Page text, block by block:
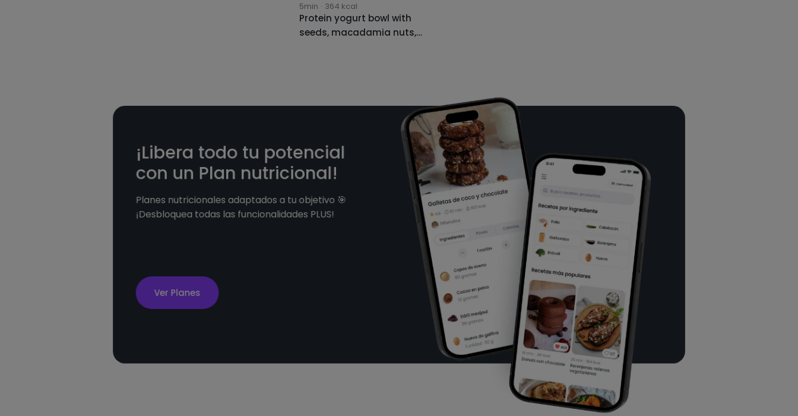
5min · 364 kcal
Protein yogurt bowl with
seeds, macadamia nuts,
¡Libera todo tu potencial
con un Plan nutricional!
Planes nutricionales adaptados a tu objetivo 🎯
¡Desbloquea todas las funcionalidades PLUS!
Ver Planes